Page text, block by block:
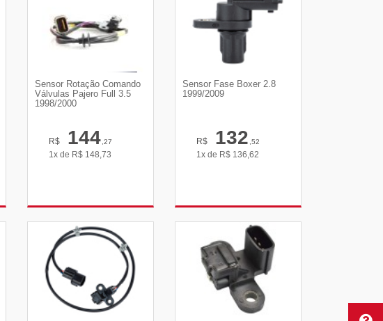
Sensor Rotação Comando
Válvulas Pajero Full 3.5
1998/2000
R$ 144,27
1x de R$ 148,73
Sensor Fase Boxer 2.8
1999/2009
R$ 132,52
1x de R$ 136,62